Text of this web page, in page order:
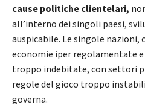
cause politiche clientelari,
all’interno dei singoli paesi,
auspicabile. Le singole nazioni,
economie iper regolamentate
troppo indebitate, con settori
regole del gioco troppo
governa.